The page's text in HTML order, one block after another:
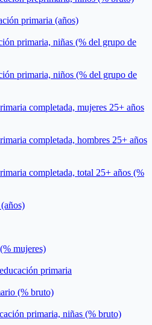
primaria (años)
primaria, niñas (% del grupo de
primaria, niños (% del grupo de
completada, mujeres 25+ años
completada, hombres 25+ años
completada, total 25+ años (%
mujeres)
primaria
(% bruto)
primaria, niñas (% bruto)